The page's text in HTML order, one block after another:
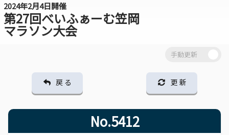
2024年2月4日開催
第27回べいふぁーむ笠岡
マラソン大会
戻 る 更 新
No.5412